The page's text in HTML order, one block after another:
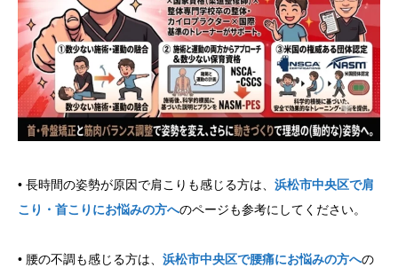
• 長時間の姿勢が原因で肩こりも感じる方は、 浜松市中央区で肩
こり・首こりにお悩みの方へのページも参考にしてください。
• 腰の不調も感じる方は、 浜松市中央区で腰痛にお悩みの方への